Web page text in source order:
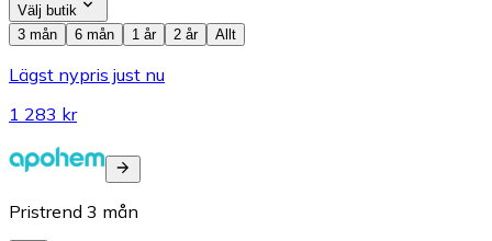
Välj butik
3 mån
6 mån 1 år 2 år Allt
Lägst nypris just nu
1 283 kr
Pristrend 3 mån